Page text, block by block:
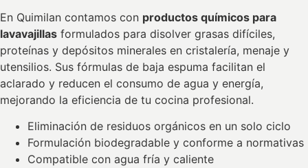
En Quimilan contamos con productos químicos para
lavavajillas formulados para disolver grasas difíciles,
proteínas y depósitos minerales en cristalería, menaje y
utensilios. Sus fórmulas de baja espuma facilitan el
aclarado y reducen el consumo de agua y energía,
mejorando la eficiencia de tu cocina profesional.
Eliminación de residuos orgánicos en un solo ciclo
Formulación biodegradable y conforme a normativas
Compatible con agua fría y caliente